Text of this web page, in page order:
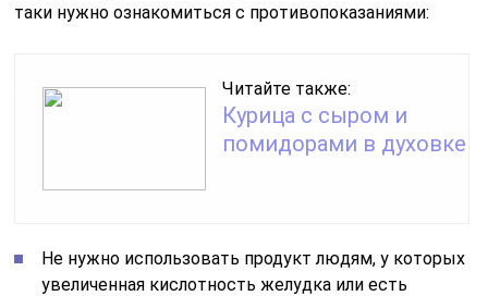
таки нужно ознакомиться с противопоказаниями:
Читайте также:
Курица с сыром и
помидорами в духовке
Не нужно использовать продукт людям, у которых
увеличенная кислотность желудка или есть